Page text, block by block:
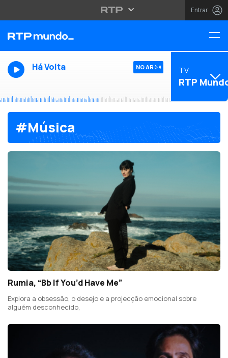
Entrar
Há Volta NO AR TV
RTP
#Música
Rumia, “Bb If You’d Have Me”
Explora a obsessão, o desejo e a projecção emocional sobre
alguém desconhecido,